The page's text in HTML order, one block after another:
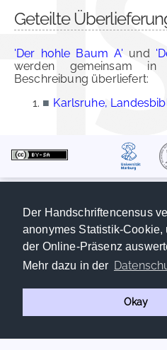
Der Handschriftencensus
anonymes Statistik-Cookie,
der Online-Präsenz
Mehr dazu in der
Okay
Geteilte
'Der hohle Baum A' und
werden gemeinsam
Beschreibung überliefert:
■ Karlsruhe,